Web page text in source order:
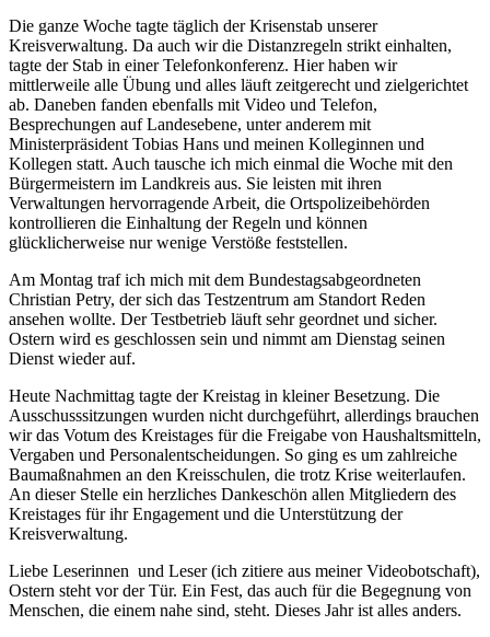
Die ganze Woche tagte täglich der Krisenstab unserer
Kreisverwaltung. Da auch wir die Distanzregeln strikt einhalten,
tagte der Stab in einer Telefonkonferenz. Hier haben wir
mittlerweile alle Übung und alles läuft zeitgerecht und zielgerichtet
ab. Daneben fanden ebenfalls mit Video und Telefon,
Besprechungen auf Landesebene, unter anderem mit
Ministerpräsident Tobias Hans und meinen Kolleginnen und
Kollegen statt. Auch tausche ich mich einmal die Woche mit den
Bürgermeistern im Landkreis aus. Sie leisten mit ihren
Verwaltungen hervorragende Arbeit, die Ortspolizeibehörden
kontrollieren die Einhaltung der Regeln und können
glücklicherweise nur wenige Verstöße feststellen.
Am Montag traf ich mich mit dem Bundestagsabgeordneten
Christian Petry, der sich das Testzentrum am Standort Reden
ansehen wollte. Der Testbetrieb läuft sehr geordnet und sicher.
Ostern wird es geschlossen sein und nimmt am Dienstag seinen
Dienst wieder auf.
Heute Nachmittag tagte der Kreistag in kleiner Besetzung. Die
Ausschusssitzungen wurden nicht durchgeführt, allerdings brauchen
wir das Votum des Kreistages für die Freigabe von Haushaltsmitteln,
Vergaben und Personalentscheidungen. So ging es um zahlreiche
Baumaßnahmen an den Kreisschulen, die trotz Krise weiterlaufen.
An dieser Stelle ein herzliches Dankeschön allen Mitgliedern des
Kreistages für ihr Engagement und die Unterstützung der
Kreisverwaltung.
Liebe Leserinnen und Leser (ich zitiere aus meiner Videobotschaft),
Ostern steht vor der Tür. Ein Fest, das auch für die Begegnung von
Menschen, die einem nahe sind, steht. Dieses Jahr ist alles anders.